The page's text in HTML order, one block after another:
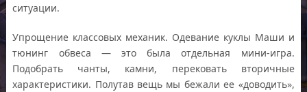
ситуации.
Упрощение классовых механик. Одевание куклы Маши и
тюнинг обвеса — это была отдельная мини-игра.
Подобрать чанты, камни, перековать вторичные
характеристики. Полутав вещь мы бежали ее «доводить»,